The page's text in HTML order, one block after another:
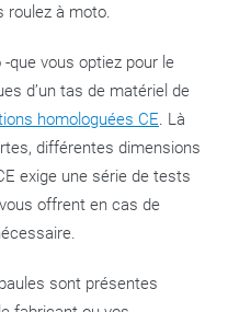
roulez à moto.
que vous optiez pour le
d’un tas de matériel de
homologuées CE. Là
différentes dimensions
exige une série de tests
offrent en cas de
sont présentes